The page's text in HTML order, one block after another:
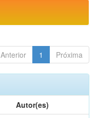
Anterior 1 Próxima
Autor(es)